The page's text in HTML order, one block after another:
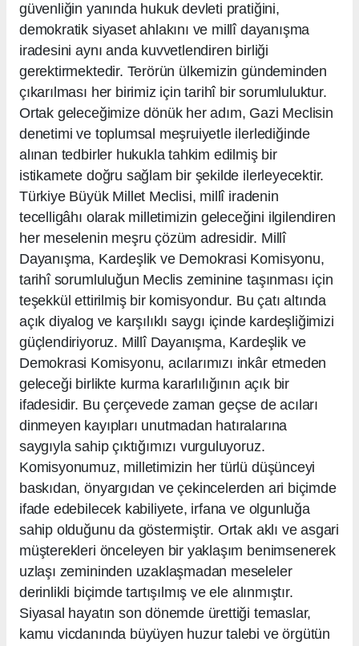
güvenliğin yanında hukuk devleti pratiğini,
demokratik siyaset ahlakını ve millî dayanışma
iradesini aynı anda kuvvetlendiren birliği
gerektirmektedir. Terörün ülkemizin gündeminden
çıkarılması her birimiz için tarihî bir sorumluluktur.
Ortak geleceğimize dönük her adım, Gazi Meclisin
denetimi ve toplumsal meşruiyetle ilerlediğinde
alınan tedbirler hukukla tahkim edilmiş bir
istikamete doğru sağlam bir şekilde ilerleyecektir.
Türkiye Büyük Millet Meclisi, millî iradenin
tecelligâhı olarak milletimizin geleceğini ilgilendiren
her meselenin meşru çözüm adresidir. Millî
Dayanışma, Kardeşlik ve Demokrasi Komisyonu,
tarihî sorumluluğun Meclis zeminine taşınması için
teşekkül ettirilmiş bir komisyondur. Bu çatı altında
açık diyalog ve karşılıklı saygı içinde kardeşliğimizi
güçlendiriyoruz. Millî Dayanışma, Kardeşlik ve
Demokrasi Komisyonu, acılarımızı inkâr etmeden
geleceği birlikte kurma kararlılığının açık bir
ifadesidir. Bu çerçevede zaman geçse de acıları
dinmeyen kayıpları unutmadan hatıralarına
saygıyla sahip çıktığımızı vurguluyoruz.
Komisyonumuz, milletimizin her türlü düşünceyi
baskıdan, önyargıdan ve çekincelerden ari biçimde
ifade edebilecek kabiliyete, irfana ve olgunluğa
sahip olduğunu da göstermiştir. Ortak aklı ve asgari
müşterekleri önceleyen bir yaklaşım benimsenerek
uzlaşı zemininden uzaklaşmadan meseleler
derinlikli biçimde tartışılmış ve ele alınmıştır.
Siyasal hayatın son dönemde ürettiği temaslar,
kamu vicdanında büyüyen huzur talebi ve örgütün